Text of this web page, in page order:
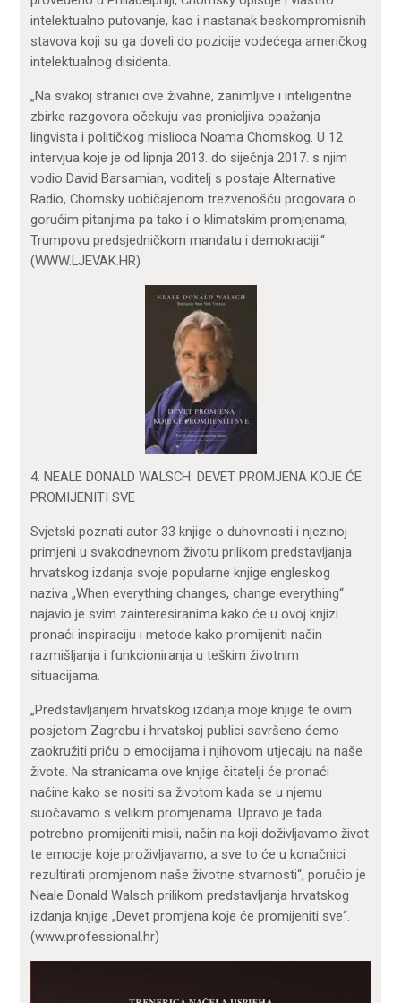
intelektualno putovanje, kao i nastanak beskompromisnih
stavova koji su ga doveli do pozicije vodećega američkog
intelektualnog disidenta.
„Na svakoj stranici ove živahne, zanimljive i inteligentne
zbirke razgovora očekuju vas pronicljiva opažanja
lingvista i političkog mislioca Noama Chomskog. U 12
intervjua koje je od lipnja 2013. do siječnja 2017. s njim
vodio David Barsamian, voditelj s postaje Alternative
Radio, Chomsky uobičajenom trezvenošću progovara o
gorućim pitanjima pa tako i o klimatskim promjenama,
Trumpovu predsjedničkom mandatu i demokraciji.“
(WWW.LJEVAK.HR)
4. NEALE DONALD WALSCH: DEVET PROMJENA KOJE ĆE
PROMIJENITI SVE
Svjetski poznati autor 33 knjige o duhovnosti i njezinoj
primjeni u svakodnevnom životu prilikom predstavljanja
hrvatskog izdanja svoje popularne knjige engleskog
naziva „When everything changes, change everything“
najavio je svim zainteresiranima kako će u ovoj knjizi
pronaći inspiraciju i metode kako promijeniti način
razmišljanja i funkcioniranja u teškim životnim
situacijama.
„Predstavljanjem hrvatskog izdanja moje knjige te ovim
posjetom Zagrebu i hrvatskoj publici savršeno ćemo
zaokružiti priču o emocijama i njihovom utjecaju na naše
živote. Na stranicama ove knjige čitatelji će pronaći
načine kako se nositi sa životom kada se u njemu
suočavamo s velikim promjenama. Upravo je tada
potrebno promijeniti misli, način na koji doživljavamo život
te emocije koje proživljavamo, a sve to će u konačnici
rezultirati promjenom naše životne stvarnosti“, poručio je
Neale Donald Walsch prilikom predstavljanja hrvatskog
izdanja knjige „Devet promjena koje će promijeniti sve“.
(www.professional.hr)